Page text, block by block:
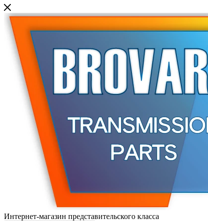
Интернет-магазин представительского класса